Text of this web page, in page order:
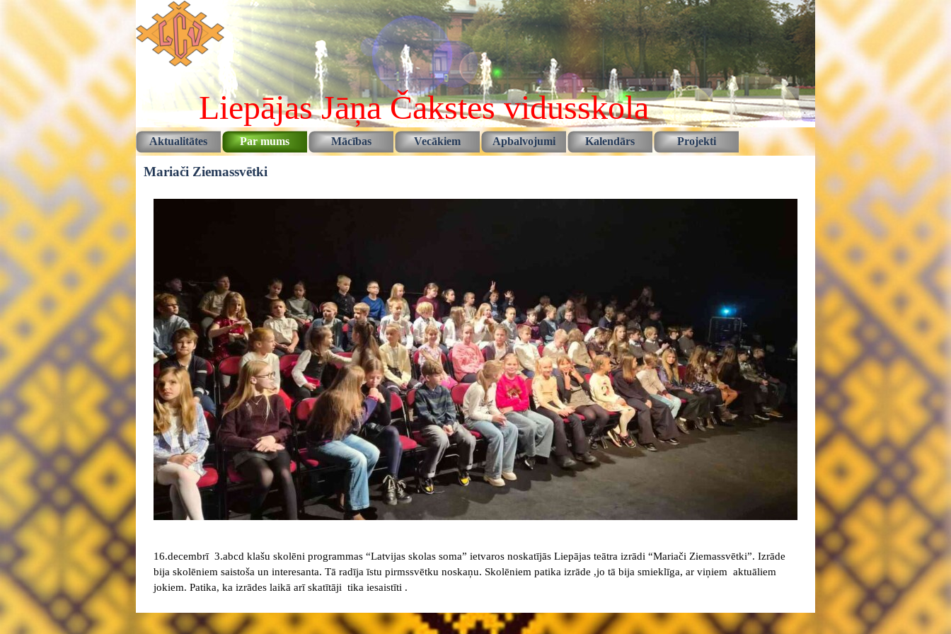
Pāriet uz saturu
Liepājas Jāņa Čakstes vidusskola
Izlaist izvēlni
Aktualitātes Par mums ▼
Mācības ▼
Vecākiem ▼
Apbalvojumi ▼
Kalendārs ▼
Projekti ▼
Mariači Ziemassvētki
16.decembrī 3.abcd klašu skolēni programmas “Latvijas skolas soma” ietvaros noskatījās Liepājas teātra izrādi “Mariači Ziemassvētki”. Izrāde
bija skolēniem saistoša un interesanta. Tā radīja īstu pirmssvētku noskaņu. Skolēniem patika izrāde ,jo tā bija smieklīga, ar viņiem aktuāliem
jokiem. Patika, ka izrādes laikā arī skatītāji tika iesaistīti .